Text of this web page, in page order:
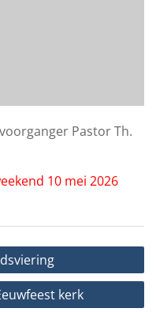
Pastor Th.
10 mei 2026
kerk